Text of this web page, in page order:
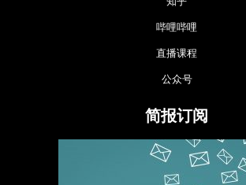
哔哩哔哩
直播课程
公众号
简报订阅